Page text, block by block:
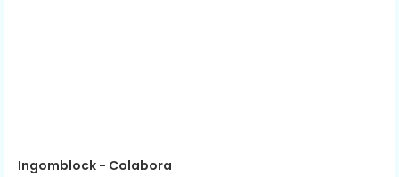
Ingomblock - Colabora